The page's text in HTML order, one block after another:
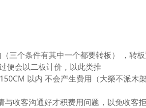
三个条件有其中一个都要转板） ，转
便会以二板计价，以此类推
以内 不会产生费用（大榮不派木架
收客沟通好才积费用问题，以免收客拒